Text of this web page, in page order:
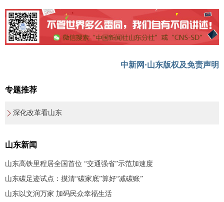
中新网·山东版权及免责声明
专题推荐
深化改革看山东
山东新闻
山东高铁里程居全国首位 “交通强省”示范加速度
山东碳足迹试点：摸清“碳家底”算好“减碳账”
山东以文润万家 加码民众幸福生活